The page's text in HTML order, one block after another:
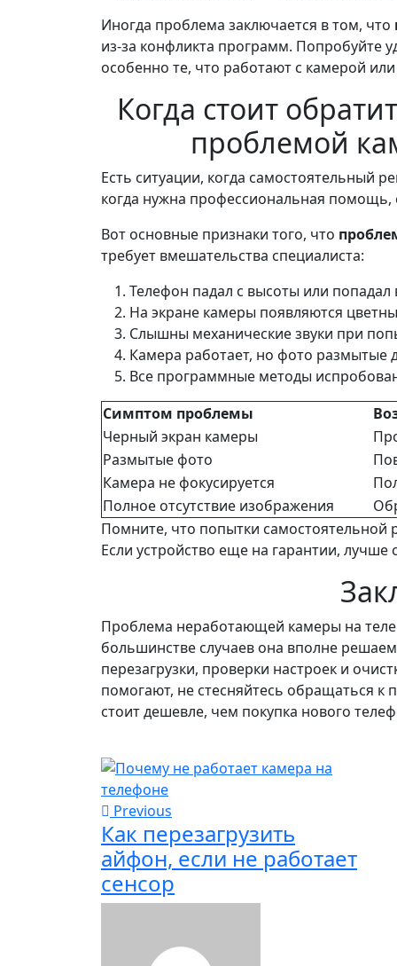
Иногда проблема заключается в том, что
из-за конфликта программ. Попробуйте
особенно те, что работают с камерой
Когда стоит
проблемой
Есть ситуации, когда самостоятельный
когда нужна профессиональная помощь,
Вот основные признаки того, что
требует вмешательства специалиста:
Телефон падал с высоты или попадал
На экране камеры появляются
Слышны механические звуки при
Камера работает, но фото
Все программные методы
Симптом проблемы
Черный экран камеры
Размытые фото
Камера не фокусируется
Полное отсутствие изображения
Помните, что попытки самостоятельной
Если устройство еще на гарантии,
Проблема неработающей камеры на
большинстве случаев она вполне
перезагрузки, проверки настроек и
помогают, не стесняйтесь обращаться
стоит дешевле, чем покупка нового
Previous
Как перезагрузить
айфон, если не работает
сенсор